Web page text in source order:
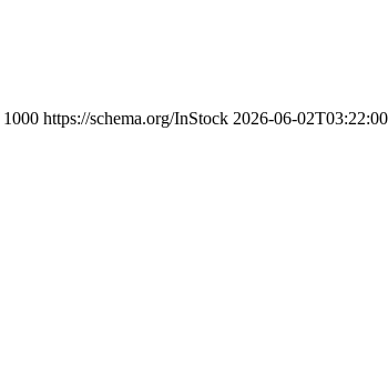
1000 https://schema.org/InStock 2026-06-